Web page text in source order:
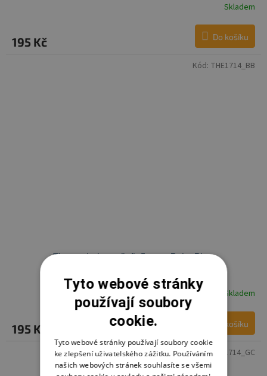
Skladem
195 Kč Do košíku
Thermobaby nočník Funny, Baby Blue
Skladem
195 Kč Do košíku
Kód: THE1714_BB
Kód:THE1714_GC
Tyto webové stránky
používají soubory
cookie.
Tyto webové stránky používají soubory cookie
ke zlepšení uživatelského zážitku. Používáním
našich webových stránek souhlasíte se všemi